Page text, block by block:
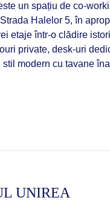
un spațiu de co-
Halelor 5, în
etaje într-o clădire
private, desk-uri
modern cu tavane
UNIREA